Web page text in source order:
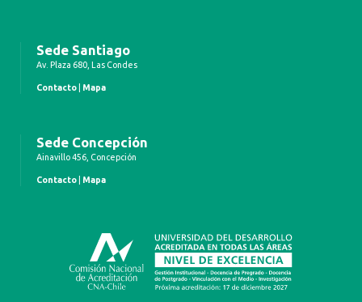
Sede Santiago
Av. Plaza 680, Las Condes
Contacto Mapa
Sede Concepción
Ainavillo 456, Concepción
Contacto Mapa